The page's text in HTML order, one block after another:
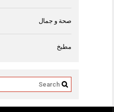
صحة و جمال
مطبخ